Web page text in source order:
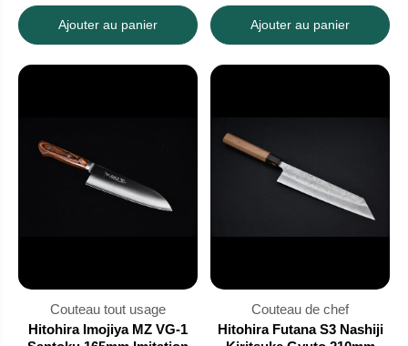
Ajouter au panier Ajouter au panier
Couteau tout usage
Hitohira Imojiya MZ VG-1
Couteau de chef
Hitohira Futana S3 Nashiji